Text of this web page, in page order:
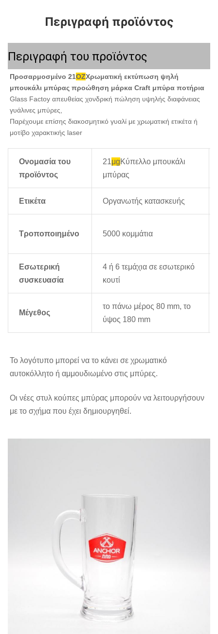
Περιγραφή προϊόντος
Περιγραφή του προϊόντος
Προσαρμοσμένο 21OZΧρωματική εκτύπωση ψηλή
μπουκάλι μπύρας προώθηση μάρκα Craft μπύρα ποτήρια
Glass Factoy απευθείας χονδρική πώληση υψηλής διαφάνειας
γυάλινες μπύρες,
Παρέχουμε επίσης διακοσμητικό γυαλί με χρωματική ετικέτα ή
μοτίβο χαρακτικής laser
Ονομασία του
προϊόντος
21μgΚύπελλο μπουκάλι
μπύρας
Ετικέτα Οργανωτής κατασκευής
Τροποποιημένο 5000 κομμάτια
Εσωτερική
συσκευασία
4 ή 6 τεμάχια σε εσωτερικό
κουτί
Μέγεθος
το πάνω μέρος 80 mm, το
ύψος 180 mm
Το λογότυπο μπορεί να το κάνει σε χρωματικό
αυτοκόλλητο ή αμμουδιωμένο στις μπύρες.
Οι νέες στυλ κούπες μπύρας μπορούν να λειτουργήσουν
με το σχήμα που έχει δημιουργηθεί.